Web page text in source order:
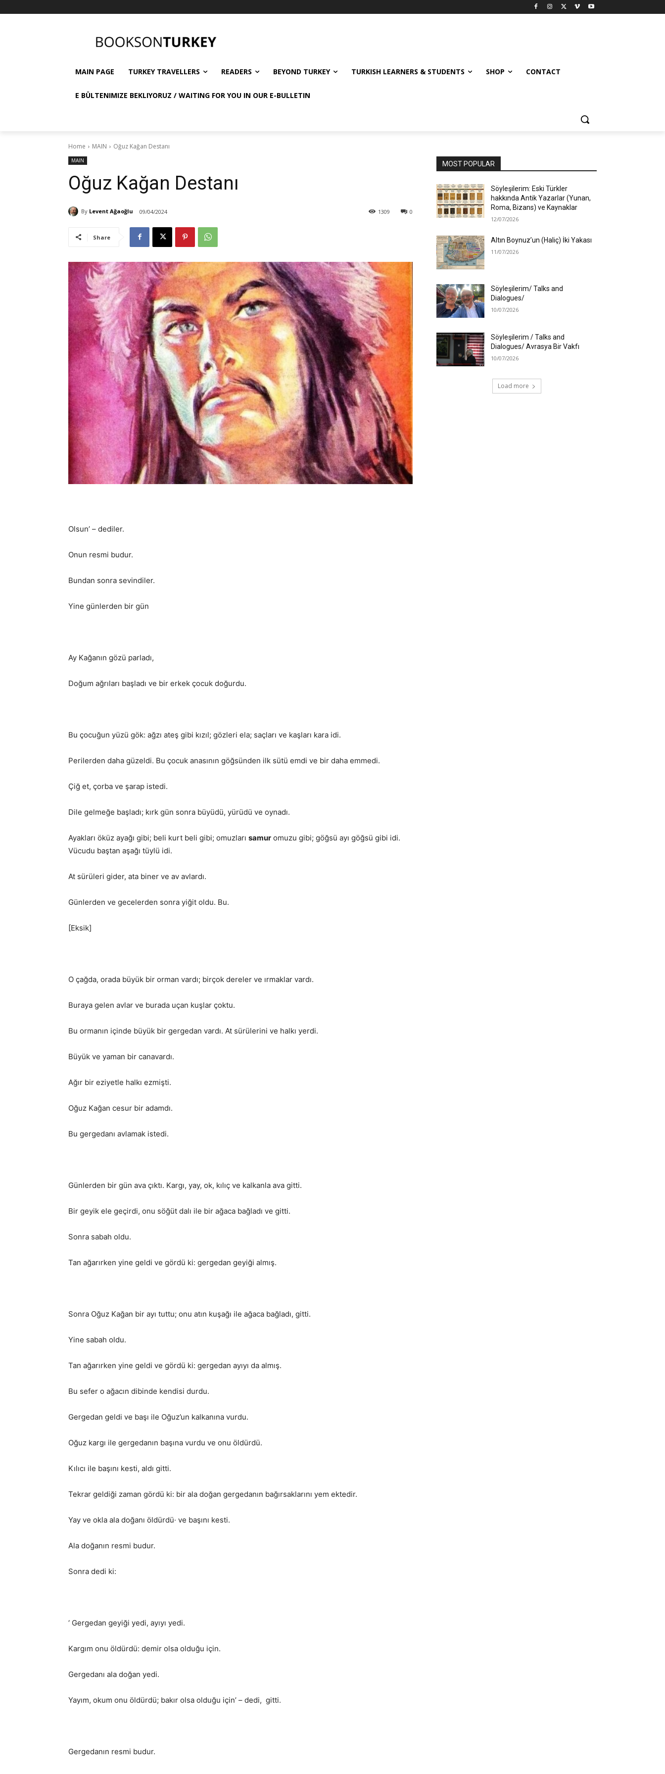
MAIN PAGE TURKEY TRAVELLERS READERS BEYOND TURKEY TURKISH LEARNERS & STUDENTS SHOP CONTACT
E BÜLTENIMIZE BEKLIYORUZ / WAITING FOR YOU IN OUR E-BULLETIN
Home MAIN Oğuz Kağan Destanı
MAIN
Oğuz Kağan Destanı
By Levent Ağaoğlu 09/04/2024 0
1309
Share
Olsun’ – dediler.
Onun resmi budur.
Bundan sonra sevindiler.
Yine günlerden bir gün
Ay Kağanın gözü parladı,
Doğum ağrıları başladı ve bir erkek çocuk doğurdu.
Bu çocuğun yüzü gök: ağzı ateş gibi kızıl; gözleri ela; saçları ve kaşları kara idi.
Perilerden daha güzeldi. Bu çocuk anasının göğsünden ilk sütü emdi ve bir daha emmedi.
Çiğ et, çorba ve şarap istedi.
Dile gelmeğe başladı; kırk gün sonra büyüdü, yürüdü ve oynadı.
Ayakları öküz ayağı gibi; beli kurt beli gibi; omuzları samur omuzu gibi; göğsü ayı göğsü gibi idi.
Vücudu baştan aşağı tüylü idi.
At sürüleri gider, ata biner ve av avlardı.
Günlerden ve gecelerden sonra yiğit oldu. Bu.
[Eksik]
O çağda, orada büyük bir orman vardı; birçok dereler ve ırmaklar vardı.
Buraya gelen avlar ve burada uçan kuşlar çoktu.
Bu ormanın içinde büyük bir gergedan vardı. At sürülerini ve halkı yerdi.
Büyük ve yaman bir canavardı.
Ağır bir eziyetle halkı ezmişti.
Oğuz Kağan cesur bir adamdı.
Bu gergedanı avlamak istedi.
Günlerden bir gün ava çıktı. Kargı, yay, ok, kılıç ve kalkanla ava gitti.
Bir geyik ele geçirdi, onu söğüt dalı ile bir ağaca bağladı ve gitti.
Sonra sabah oldu.
Tan ağarırken yine geldi ve gördü ki: gergedan geyiği almış.
Sonra Oğuz Kağan bir ayı tuttu; onu atın kuşağı ile ağaca bağladı, gitti.
Yine sabah oldu.
Tan ağarırken yine geldi ve gördü ki: gergedan ayıyı da almış.
Bu sefer o ağacın dibinde kendisi durdu.
Gergedan geldi ve başı ile Oğuz’un kalkanına vurdu.
Oğuz kargı ile gergedanın başına vurdu ve onu öldürdü.
Kılıcı ile başını kesti, aldı gitti.
Tekrar geldiği zaman gördü ki: bir ala doğan gergedanın bağırsaklarını yem ektedir.
Yay ve okla ala doğanı öldürdü· ve başını kesti.
Ala doğanın resmi budur.
Sonra dedi ki:
‘ Gergedan geyiği yedi, ayıyı yedi.
Kargım onu öldürdü: demir olsa olduğu için.
Gergedanı ala doğan yedi.
Yayım, okum onu öldürdü; bakır olsa olduğu için’ – dedi, gitti.
Gergedanın resmi budur.
MOST POPULAR
Söyleşilerim: Eski Türkler
hakkında Antik Yazarlar (Yunan,
Roma, Bizans) ve Kaynaklar
12/07/2026
Altın Boynuz’un (Haliç) İki Yakası
11/07/2026
Söyleşilerim/ Talks and
Dialogues/
10/07/2026
Söyleşilerim / Talks and
Dialogues/ Avrasya Bir Vakfı
10/07/2026
Load more